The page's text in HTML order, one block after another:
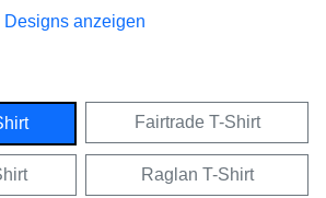
Designs anzeigen
Fairtrade T-Shirt
Raglan T-Shirt